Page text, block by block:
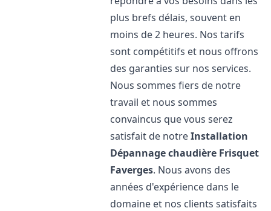
plus brefs délais, souvent en
moins de 2 heures. Nos tarifs
sont compétitifs et nous offrons
des garanties sur nos services.
Nous sommes fiers de notre
travail et nous sommes
convaincus que vous serez
satisfait de notreInstallation
Dépannage chaudière Frisquet
Faverges. Nous avons des
années d'expérience dans le
domaine et nos clients satisfaits